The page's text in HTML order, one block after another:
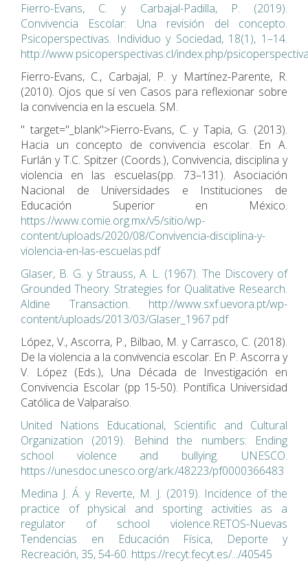
Fierro-Evans, C. y Carbajal-Padilla, P. (2019).
Convivencia Escolar: Una revisión del concepto.
Psicoperspectivas. Individuo y Sociedad, 18(1), 1–14.
http://www.psicoperspectivas.cl/index.php/
Fierro-Evans, C., Carbajal, P. y Martínez-Parente, R.
(2010). Ojos que sí ven Casos para reflexionar sobre
la convivencia en la escuela. SM.
" target="_blank">Fierro-Evans, C. y Tapia, G. (2013).
Hacia un concepto de convivencia escolar. En A.
Furlán y T.C. Spitzer (Coords.), Convivencia, disciplina y
violencia en las escuelas(pp. 73–131). Asociación
Nacional de Universidades e Instituciones de
Educación Superior en México.
https://www.comie.org.mx/v5/sitio/wp-
content/uploads/2020/08/Convivencia-disciplina-y-
violencia-en-las-escuelas.pdf
Glaser, B. G. y Strauss, A. L. (1967). The Discovery of
Grounded Theory. Strategies for Qualitative Research.
Aldine Transaction. http://www.sxf.uevora.pt/wp-
content/uploads/2013/03/Glaser_1967.pdf
López, V., Ascorra, P., Bilbao, M. y Carrasco, C. (2018).
De la violencia a la convivencia escolar. En P. Ascorra y
V. López (Eds.), Una Década de Investigación en
Convivencia Escolar (pp 15-50). Pontífica Universidad
Católica de Valparaíso.
United Nations Educational, Scientific and Cultural
Organization (2019). Behind the numbers: Ending
school violence and bullying. UNESCO.
https://unesdoc.unesco.org/ark:/48223/pf0000366483
Medina J. Á. y Reverte, M. J. (2019). Incidence of the
practice of physical and sporting activities as a
regulator of school violence.RETOS-Nuevas
Tendencias en Educación Física, Deporte y
Recreación, 35, 54-60. https://recyt.fecyt.es/.../40545